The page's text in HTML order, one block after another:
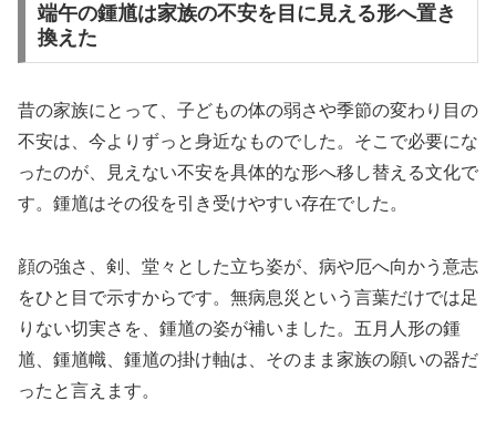
端午の鍾馗は家族の不安を目に見える形へ置き
換えた
昔の家族にとって、子どもの体の弱さや季節の変わり目の
不安は、今よりずっと身近なものでした。そこで必要にな
ったのが、見えない不安を具体的な形へ移し替える文化で
す。鍾馗はその役を引き受けやすい存在でした。
顔の強さ、剣、堂々とした立ち姿が、病や厄へ向かう意志
をひと目で示すからです。無病息災という言葉だけでは足
りない切実さを、鍾馗の姿が補いました。五月人形の鍾
馗、鍾馗幟、鍾馗の掛け軸は、そのまま家族の願いの器だ
ったと言えます。